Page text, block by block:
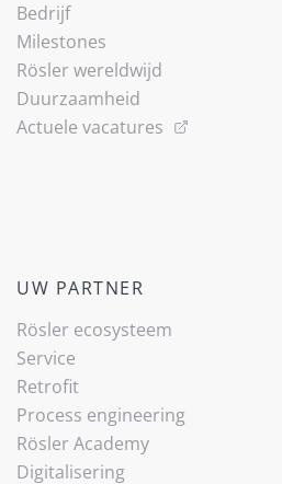
Bedrijf
Milestones
Rösler wereldwijd
Duurzaamheid
Actuele vacatures
UW PARTNER
Rösler ecosysteem
Service
Retrofit
Process engineering
Rösler Academy
Digitalisering